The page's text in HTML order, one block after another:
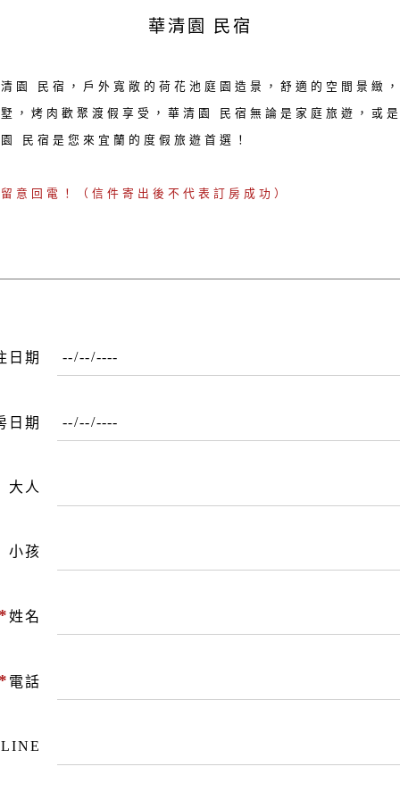
華清園 民宿
園 民宿，戶外寬敞的荷花池庭園造景，舒適的空間景緻
，烤肉歡聚渡假享受，華清園 民宿無論是家庭旅遊，或
民宿是您來宜蘭的度假旅遊首選！
意回電！（信件寄出後不代表訂房成功）
日期
日期
大人
小孩
姓名
電話
LINE